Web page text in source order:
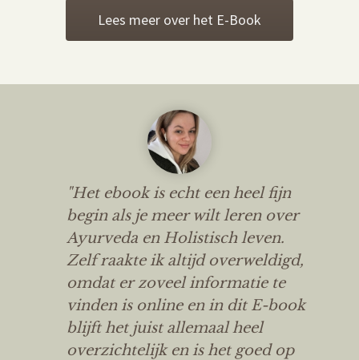
Lees meer over het E-Book
"Het ebook is echt een heel fijn
begin als je meer wilt leren over
Ayurveda en Holistisch leven.
Zelf raakte ik altijd overweldigd,
omdat er zoveel informatie te
vinden is online en in dit E-book
blijft het juist allemaal heel
overzichtelijk en is het goed op